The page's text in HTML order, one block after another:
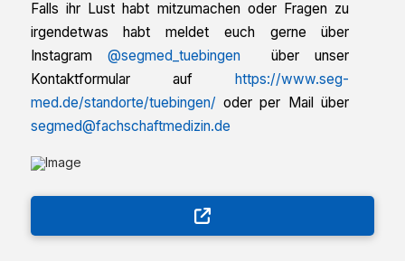
Falls ihr Lust habt mitzumachen oder Fragen zu
irgendetwas habt meldet euch gerne über
Instagram @segmed_tuebingen über unser
Kontaktformular aufhttps://www.seg-
med.de/standorte/tuebingen/ oder per Mail über
segmed@fachschaftmedizin.de